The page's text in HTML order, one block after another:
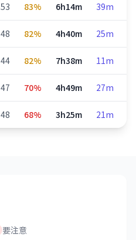
53 83% 6h14m 39m
48 82% 4h40m 25m
44 82% 7h38m 11m
47 70% 4h49m 27m
48 68% 3h25m 21m
要注意